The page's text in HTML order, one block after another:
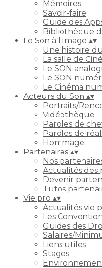
Mémoires
Savoir-faire
Guide des
Bibliothèque
Le Son à l'Image ▴▾
Une histoire
La salle de
Le SON
Le SON
Le Cinéma
Acteurs du Son ▴▾
Portraits/
Vidéothèque
Paroles de
Paroles de
Hommage
Partenaires ▴▾
Nos
Actualités des
Devenir
Tutos
Vie pro ▴▾
Actualités vie
Les
Guides des
Salaires/
Liens utiles
Stages